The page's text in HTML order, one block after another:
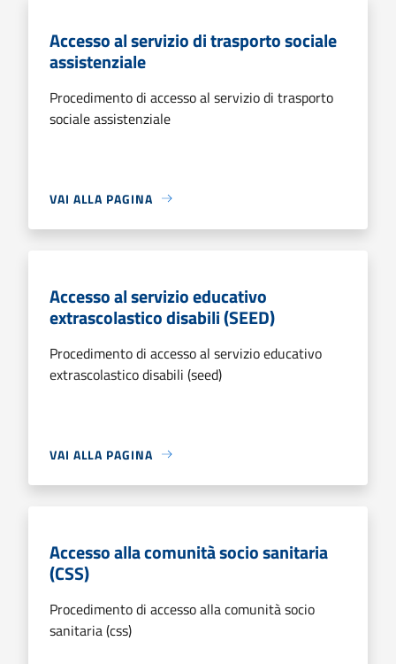
Accesso al servizio di trasporto sociale
assistenziale
Procedimento di accesso al servizio di trasporto
sociale assistenziale
VAI ALLA PAGINA
Accesso al servizio educativo
extrascolastico disabili (SEED)
Procedimento di accesso al servizio educativo
extrascolastico disabili (seed)
VAI ALLA PAGINA
Accesso alla comunità socio sanitaria
(CSS)
Procedimento di accesso alla comunità socio
sanitaria (css)